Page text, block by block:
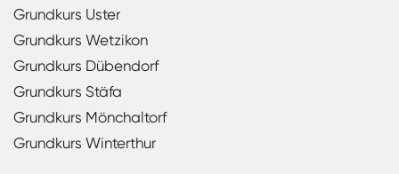
Grundkurs Uster
Grundkurs Wetzikon
Grundkurs Dübendorf
Grundkurs Stäfa
Grundkurs Mönchaltorf
Grundkurs Winterthur